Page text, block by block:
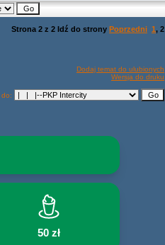
Strona 2 z 2 Idź do strony Poprzedni 1, 2
Dodaj temat do ulubionych
Wersja do druku
do:
50 zł